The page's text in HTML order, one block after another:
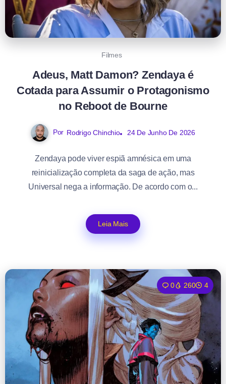
Filmes
Adeus, Matt Damon? Zendaya é
Cotada para Assumir o Protagonismo
no Reboot de Bourne
Por Rodrigo Chinchio 24 De Junho De 2026
Zendaya pode viver espiã amnésica em uma
reinicialização completa da saga de ação, mas
Universal nega a informação. De acordo com o...
Leia Mais
0 260 4